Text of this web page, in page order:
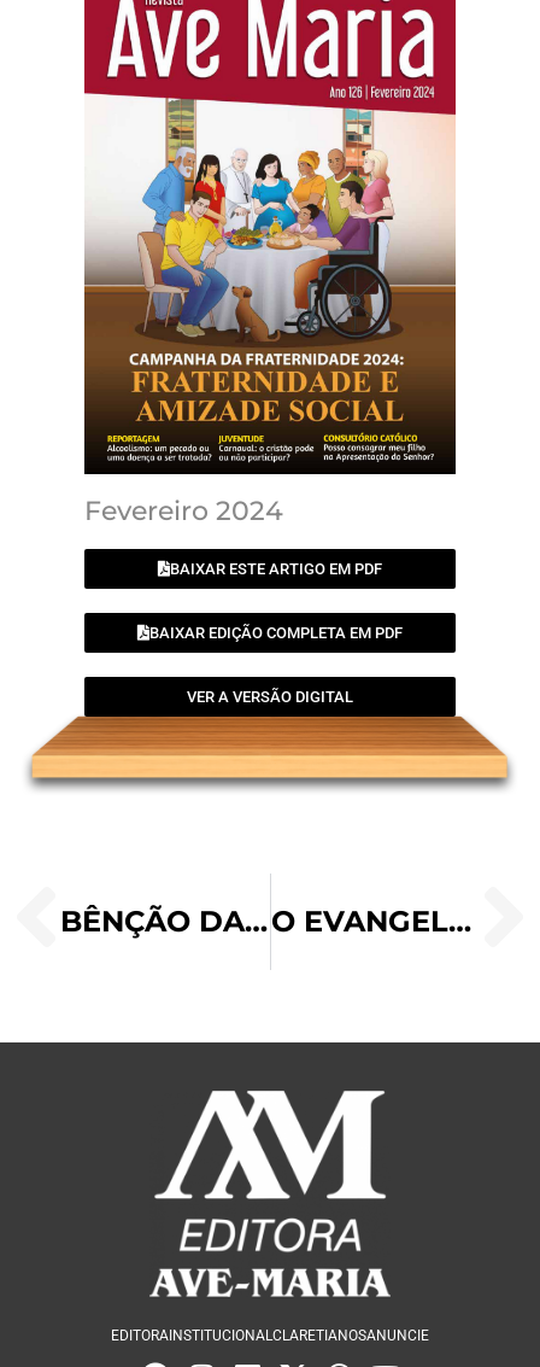
Fevereiro 2024
BAIXAR ESTE ARTIGO EM PDF
BAIXAR EDIÇÃO COMPLETA EM PDF
VER A VERSÃO DIGITAL
BÊNÇÃO DA GARGANTA, UMA DEVOÇÃO CATÓLICA O EVANGELHO DE MARCOS
EDITORAINSTITUCIONAL CLARETIANOSANUNCIE